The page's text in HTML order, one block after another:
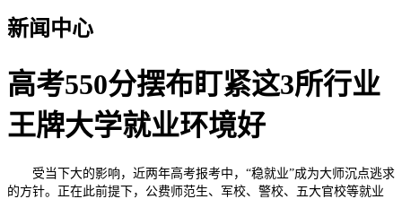
新闻中心
高考550分摆布盯紧这3所行业
王牌大学就业环境好
受当下大的影响，近两年高考报考中，“稳就业”成为大师沉点逃求
的方针。正在此前提下，公费师范生、军校、警校、五大官校等就业